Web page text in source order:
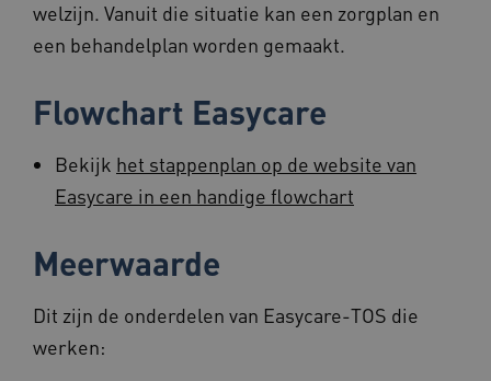
welzijn. Vanuit die situatie kan een zorgplan en
een behandelplan worden gemaakt.
Flowchart Easycare
Bekijk het stappenplan op de website van
Easycare in een handige flowchart
Meerwaarde
Dit zijn de onderdelen van Easycare-TOS die
werken:
worden altijd geplaatst en maken geen inbreuk
op uw privacy.
Naam
Provider /Domein
BCSessionID
vilans.blueconic.net